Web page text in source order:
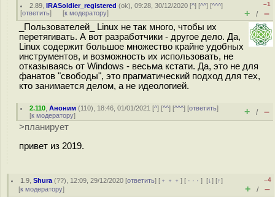
2.89 ,IRASoldier_registered (ok), 09:28, 30/12/2020 [^] [^^] [^^^]
[ответить] [к модератору]
–1
+ / –
_Пользователей_ Linux не так много, чтобы их
перетягивать. А вот разработчики - другое дело. Да,
Linux содержит большое множество крайне удобных
инструментов, и возможность их использовать, не
отказываясь от Windows - весьма кстати. Да, это не для
фанатов "свободы", это прагматический подход для тех,
кто занимается делом, а не идеологией.
2.110 ,Аноним (110), 18:46, 01/01/2021 [^] [^^] [^^^] [ответить]
[к модератору] + / –
>планирует
привет из 2019.
1.9 ,Shura (??), 12:09, 29/12/2020 [ответить] [ ﹢﹢﹢] [ · · ·][↓] [↑]
[к модератору]
–4
+ / –